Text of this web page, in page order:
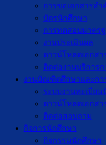
การขอเอกสารส
บัตรนักศึกษา
การทดสอบมาตร
งานประเมินผล
ดาวน์โหลดเอกส
ติดต่องานบริการ
งานบัณฑิตศึกษาเเละกา
ระบบงานทะเบียน
ดาวน์โหลดเอกส
ติดต่อสอบถาม
กิจการนักศึกษา
กิจกรรมนักศึกษา